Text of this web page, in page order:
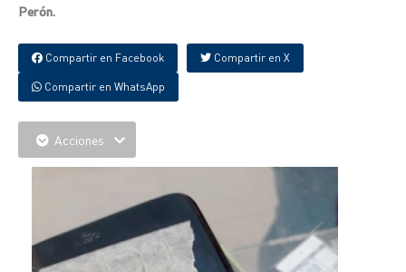
Perón.
Compartir en Facebook Compartir en X
Compartir en WhatsApp
Acciones